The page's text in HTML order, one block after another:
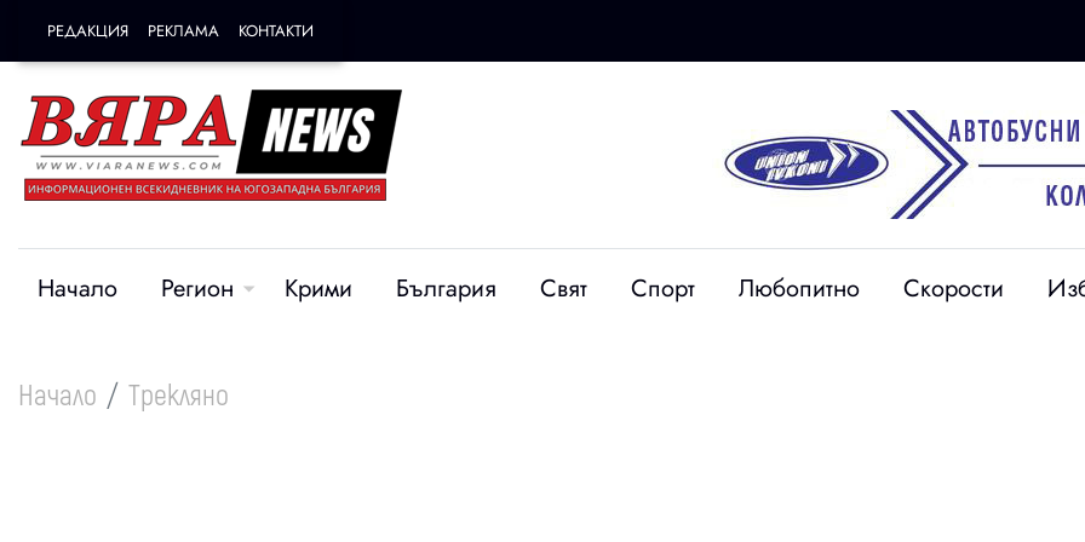
РЕДАКЦИЯ РЕКЛАМА КОНТАКТИ
Начало Регион Крими България Свят Спорт Любопитно Скорости
Начало Трекляно
от Кюстендилско с
плодови имена
Пари за бизнес,